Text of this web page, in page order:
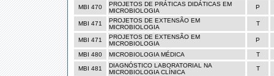
MBI 470
PROJETOS DE PRÁTICAS DIDÁTICAS EM
MICROBIOLOGIA
P
MBI 471
PROJETOS DE EXTENSÃO EM
MICROBIOLOGIA
T
MBI 471
PROJETOS DE EXTENSÃO EM
MICROBIOLOGIA
P
MBI 480 MICROBIOLOGIA MÉDICA T
MBI 481
DIAGNÓSTICO LABORATORIAL NA
MICROBIOLOGIA CLÍNICA
T